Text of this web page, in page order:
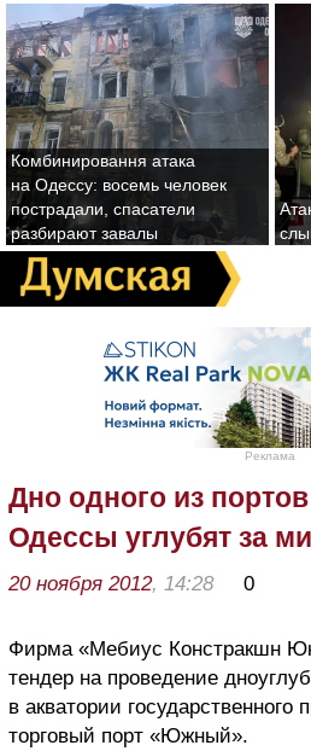
Комбинировання атака
на Одессу: восемь человек
пострадали, спасатели
разбирают завалы
Реклама
Дно одного из
Одессы углубят за
20 ноября 2012, 14:28 0
Фирма «Мебиус Констракшн
тендер на проведение
в акватории государственного
торговый порт «Южный».